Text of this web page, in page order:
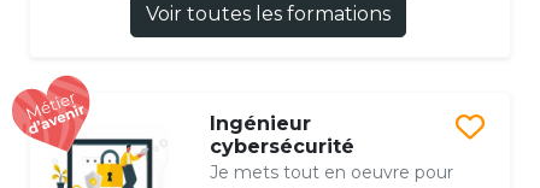
Voir toutes les formations
Ingénieur
cybersécurité
Je mets tout en oeuvre pour